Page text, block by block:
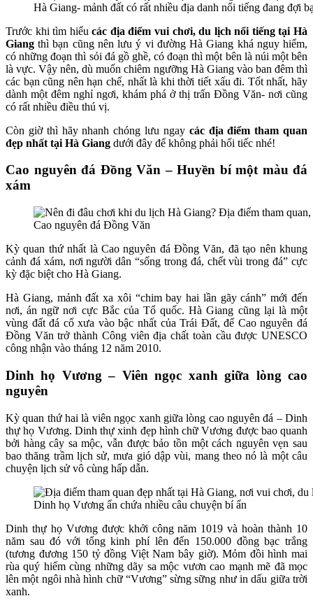
Hà Giang- mảnh đất có rất nhiều địa danh nổi tiếng đang đợi
Trước khi tìm hiểucác địa điểm vui chơi, du lịch nổi tiếng tại Hà
Giangthì bạn cũng nên lưu ý vi đường Hà Giang khá nguy hiểm,
có những đoạn thì sỏi đá gồ ghề, có đoạn thì một bên là núi một bên
là vực. Vậy nên, dù muốn chiêm ngưỡng Hà Giang vào ban đêm thì
các bạn cũng nên hạn chế, nhất là khi thời tiết xấu đi. Tốt nhất, hãy
dành một đêm nghỉ ngơi, khám phá ở thị trấn Đồng Văn- nơi cũng
có rất nhiều điều thú vị.
Còn giờ thì hãy nhanh chóng lưu ngay các địa điểm tham quan
đẹp nhất tại Hà Giang dưới đây để không phải hối tiếc nhé!
Cao nguyên đá Đồng Văn – Huyền bí một màu đá
xám
Cao nguyên đá Đồng Văn
Kỳ quan thứ nhất là Cao nguyên đá Đồng Văn, đã tạo nên khung
cảnh đá xám, nơi người dân “sống trong đá, chết vùi trong đá” cực
kỳ đặc biệt cho Hà Giang.
Hà Giang, mảnh đất xa xôi “chim bay hai lần gãy cánh” mới đến
nơi, án ngữ nơi cực Bắc của Tổ quốc. Hà Giang cũng lại là một
vùng đất đá cổ xưa vào bậc nhất của Trái Đất, để Cao nguyên đá
Đồng Văn trở thành Công viên địa chất toàn cầu được UNESCO
công nhận vào tháng 12 năm 2010.
Dinh họ Vương – Viên ngọc xanh giữa lòng cao
nguyên
Kỳ quan thứ hai là viên ngọc xanh giữa lòng cao nguyên đá – Dinh
thự họ Vương. Dinh thự xinh đẹp hình chữ Vương được bao quanh
bởi hàng cây sa mộc, vẫn được bảo tồn một cách nguyên vẹn sau
bao thăng trầm lịch sử, mưa gió dập vùi, mang theo nó là một câu
chuyện lịch sử vô cùng hấp dẫn.
Dinh họ Vương ẩn chứa nhiều câu chuyện bí ẩn
Dinh thự họ Vương được khởi công năm 1019 và hoàn thành 10
năm sau đó với tổng kinh phí lên đến 150.000 đồng bạc trắng
(tương đương 150 tỷ đồng Việt Nam bây giờ). Mỏm đồi hình mai
rùa quý hiếm cùng những dãy sa mộc vươn cao mạnh mẽ đã mọc
lên một ngôi nhà hình chữ “Vương” sừng sững như in dấu giữa trời
xanh.